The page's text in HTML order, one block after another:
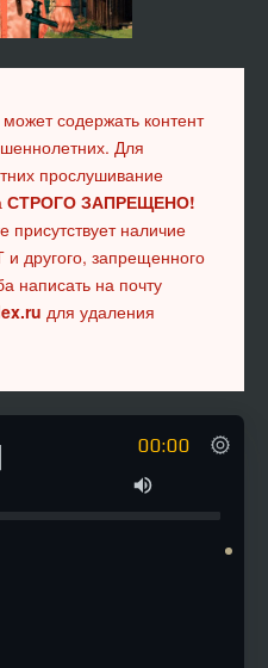
содержать контент
Для
прослушивание
СТРОГО ЗАПРЕЩЕНО!
присутствует наличие
другого, запрещенного
написать на почту
для удаления
00:00